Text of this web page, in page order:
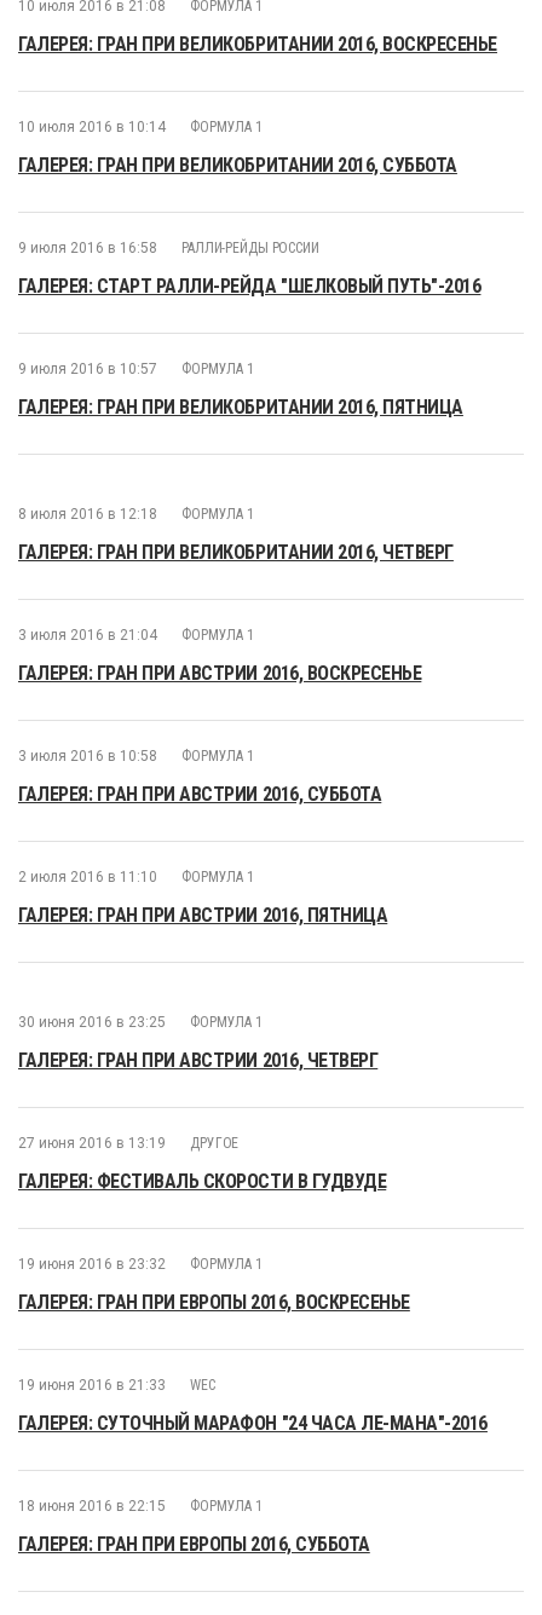
10 июля 2016 в 21:08 ФОРМУЛА 1
ГАЛЕРЕЯ: ГРАН ПРИ ВЕЛИКОБРИТАНИИ 2016, ВОСКРЕСЕНЬЕ
10 июля 2016 в 10:14 ФОРМУЛА 1
ГАЛЕРЕЯ: ГРАН ПРИ ВЕЛИКОБРИТАНИИ 2016, СУББОТА
9 июля 2016 в 16:58 РАЛЛИ-РЕЙДЫ РОССИИ
ГАЛЕРЕЯ: СТАРТ РАЛЛИ-РЕЙДА "ШЕЛКОВЫЙ ПУТЬ"-2016
9 июля 2016 в 10:57 ФОРМУЛА 1
ГАЛЕРЕЯ: ГРАН ПРИ ВЕЛИКОБРИТАНИИ 2016, ПЯТНИЦА
8 июля 2016 в 12:18 ФОРМУЛА 1
ГАЛЕРЕЯ: ГРАН ПРИ ВЕЛИКОБРИТАНИИ 2016, ЧЕТВЕРГ
3 июля 2016 в 21:04 ФОРМУЛА 1
ГАЛЕРЕЯ: ГРАН ПРИ АВСТРИИ 2016, ВОСКРЕСЕНЬЕ
3 июля 2016 в 10:58 ФОРМУЛА 1
ГАЛЕРЕЯ: ГРАН ПРИ АВСТРИИ 2016, СУББОТА
2 июля 2016 в 11:10 ФОРМУЛА 1
ГАЛЕРЕЯ: ГРАН ПРИ АВСТРИИ 2016, ПЯТНИЦА
30 июня 2016 в 23:25 ФОРМУЛА 1
ГАЛЕРЕЯ: ГРАН ПРИ АВСТРИИ 2016, ЧЕТВЕРГ
27 июня 2016 в 13:19 ДРУГОЕ
ГАЛЕРЕЯ: ФЕСТИВАЛЬ СКОРОСТИ В ГУДВУДЕ
19 июня 2016 в 23:32 ФОРМУЛА 1
ГАЛЕРЕЯ: ГРАН ПРИ ЕВРОПЫ 2016, ВОСКРЕСЕНЬЕ
19 июня 2016 в 21:33 WEC
ГАЛЕРЕЯ: СУТОЧНЫЙ МАРАФОН "24 ЧАСА ЛЕ-МАНА"-2016
18 июня 2016 в 22:15 ФОРМУЛА 1
ГАЛЕРЕЯ: ГРАН ПРИ ЕВРОПЫ 2016, СУББОТА